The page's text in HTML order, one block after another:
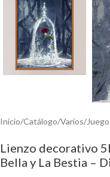
Inicio/Catálogo/Varios/
Lienzo decorativo
Bella y La Bestia –